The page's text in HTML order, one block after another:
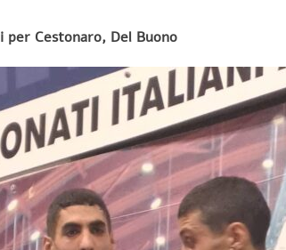
per Cestonaro, Del Buono